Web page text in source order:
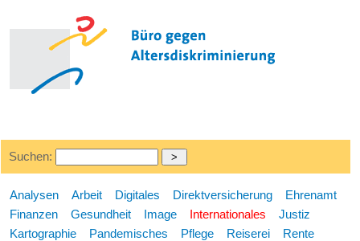
Suchen:
Analysen Arbeit Digitales Direktversicherung
Ehrenamt
Finanzen
Gesundheit Image Internationales
Justiz
Kartographie
Pandemisches Pflege Reiserei
Rente